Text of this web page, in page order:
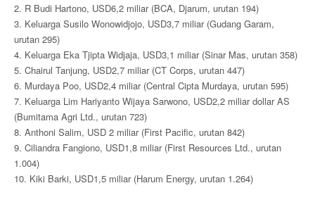
2. R Budi Hartono, USD6,2 miliar (BCA, Djarum, urutan 194)
3. Keluarga Susilo Wonowidjojo, USD3,7 miliar (Gudang Garam,
urutan 295)
4. Keluarga Eka Tjipta Widjaja, USD3,1 miliar (Sinar Mas, urutan 358)
5. Chairul Tanjung, USD2,7 miliar (CT Corps, urutan 447)
6. Murdaya Poo, USD2,4 miliar (Central Cipta Murdaya, urutan 595)
7. Keluarga Lim Hariyanto Wijaya Sarwono, USD2,2 miliar dollar AS
(Bumitama Agri Ltd., urutan 723)
8. Anthoni Salim, USD 2 miliar (First Pacific, urutan 842)
9. Ciliandra Fangiono, USD1,8 miliar (First Resources Ltd., urutan
1.004)
10. Kiki Barki, USD1,5 miliar (Harum Energy, urutan 1.264)